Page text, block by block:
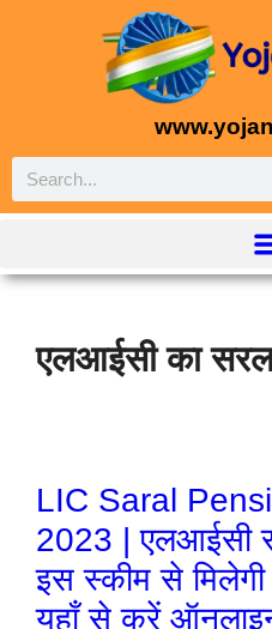
एलआईसी का
LIC Saral
2023 | एलआईसी
इस स्‍कीम से
यहाँ से करें